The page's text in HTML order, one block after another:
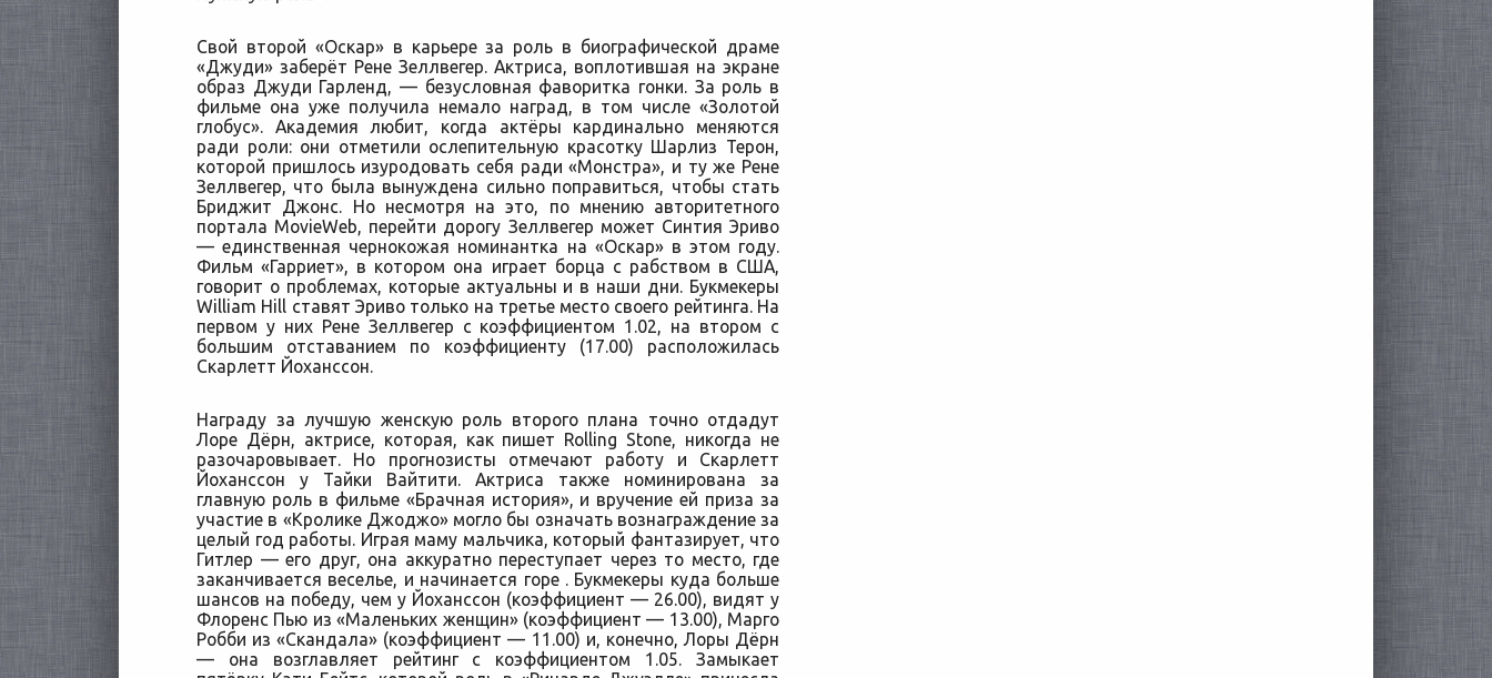
Свой второй «Оскар» в карьере за роль в биографической драме
«Джуди» заберёт Рене Зеллвегер. Актриса, воплотившая на экране
образ Джуди Гарленд, — безусловная фаворитка гонки. За роль в
фильме она уже получила немало наград, в том числе «Золотой
глобус». Академия любит, когда актёры кардинально меняются
ради роли: они отметили ослепительную красотку Шарлиз Терон,
которой пришлось изуродовать себя ради «Монстра», и ту же Рене
Зеллвегер, что была вынуждена сильно поправиться, чтобы стать
Бриджит Джонс. Но несмотря на это, по мнению авторитетного
портала MovieWeb, перейти дорогу Зеллвегер может Синтия Эриво
— единственная чернокожая номинантка на «Оскар» в этом году.
Фильм «Гарриет», в котором она играет борца с рабством в США,
говорит о проблемах, которые актуальны и в наши дни. Букмекеры
William Hill ставят Эриво только на третье место своего рейтинга. На
первом у них Рене Зеллвегер с коэффициентом 1.02, на втором с
большим отставанием по коэффициенту (17.00) расположилась
Скарлетт Йоханссон.
Награду за лучшую женскую роль второго плана точно отдадут
Лоре Дёрн, актрисе, которая, как пишет Rolling Stone, никогда не
разочаровывает. Но прогнозисты отмечают работу и Скарлетт
Йоханссон у Тайки Вайтити. Актриса также номинирована за
главную роль в фильме «Брачная история», и вручение ей приза за
участие в «Кролике Джоджо» могло бы означать вознаграждение за
целый год работы. Играя маму мальчика, который фантазирует, что
Гитлер — его друг, она аккуратно переступает через то место, где
заканчивается веселье, и начинается горе . Букмекеры куда больше
шансов на победу, чем у Йоханссон (коэффициент — 26.00), видят у
Флоренс Пью из «Маленьких женщин» (коэффициент — 13.00), Марго
Робби из «Скандала» (коэффициент — 11.00) и, конечно, Лоры Дёрн
— она возглавляет рейтинг с коэффициентом 1.05. Замыкает